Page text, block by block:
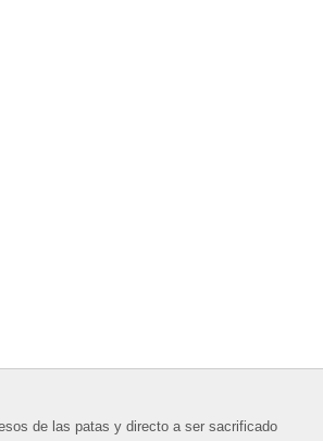
de las patas y directo a ser sacrificado